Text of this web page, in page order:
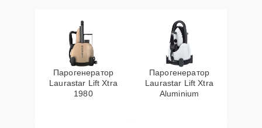
Парогенератор
Laurastar Lift Xtra
1980
Парогенератор
Laurastar Lift Xtra
Aluminium